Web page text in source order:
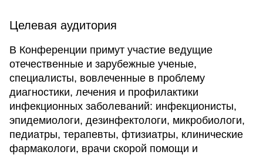
Целевая аудитория
В Конференции примут участие ведущие
отечественные и зарубежные ученые,
специалисты, вовлеченные в проблему
диагностики, лечения и профилактики
инфекционных заболеваний: инфекционисты,
эпидемиологи, дезинфектологи, микробиологи,
педиатры, терапевты, фтизиатры, клинические
фармакологи, врачи скорой помощи и